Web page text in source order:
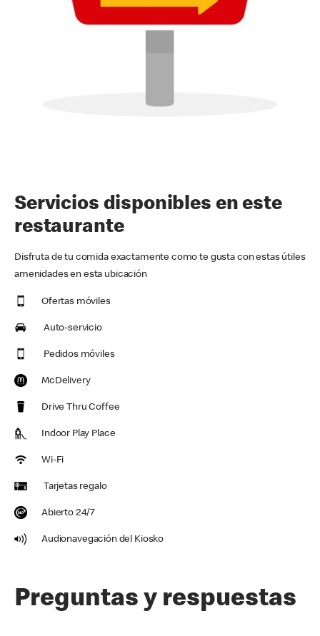
Servicios disponibles en este
restaurante
Disfruta de tu comida exactamente como te gusta con estas útiles
amenidades en esta ubicación
Ofertas móviles
Auto-servicio
Pedidos móviles
McDelivery
Drive Thru Coffee
Indoor Play Place
Wi-Fi
Tarjetas regalo
Abierto 24/7
Audionavegación del Kiosko
Preguntas y respuestas